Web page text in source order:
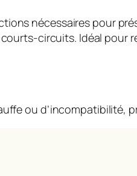
nécessaires pour
circuits. Idéal pour
ou d’incompatibilité,